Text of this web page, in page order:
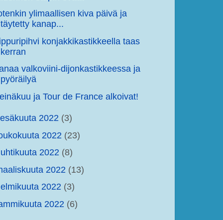
ylimaallisen kiva päivä ja
täytetty kanap...
konjakkikastikkeella taas
kerran
valkoviini-dijonkastikkeessa ja
pyöräilyä
ja Tour de France alkoivat!
2022 (3)
2022 (23)
2022 (8)
2022 (13)
2022 (3)
2022 (6)